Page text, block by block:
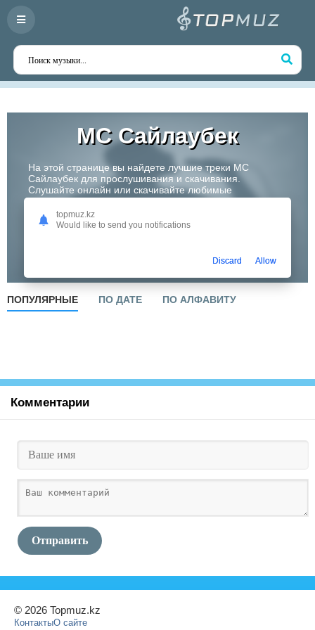
MC Сайлаубек
На этой странице вы найдете лучшие треки MC
Сайлаубек для прослушивания и скачивания.
Слушайте онлайн или скачивайте любимые
композиции в высоком качестве. Откройте для себя
творчество одного из самых перспективных артистов
Казахстана!
ПОПУЛЯРНЫЕ ПО ДАТЕ ПО АЛФАВИТУ
Комментарии
Отправить
© 2026 Topmuz.kz
КонтактыО сайте
topmuz.kz
Would like to send you notifications
Discard Allow